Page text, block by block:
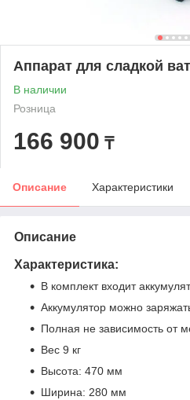
Аппарат для сладкой
В наличии
Розница
166 900 ₸
Описание Характеристики
Описание
Характеристика:
В комплект входит
Аккумулятор можно
Полная не зависимость от
Вес 9 кг
Высота: 470 мм
Ширина: 280 мм